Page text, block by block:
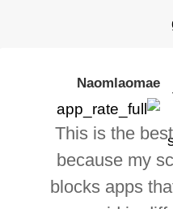
Naomlaomae
This is the
because my
blocks apps
Past 10
can
you
Kirtisha Samant
أفضل VPN مجاني. لستُ
أسافر، أحتاج